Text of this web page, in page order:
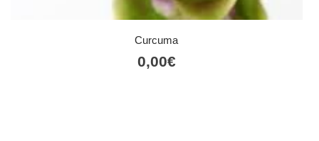
Curcuma
0,00€